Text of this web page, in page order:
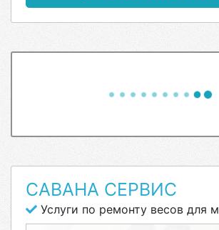
САВАНА СЕРВИС
Услуги по ремонту весов для